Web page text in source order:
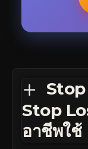
Stop
Stop
อาชีพใช้